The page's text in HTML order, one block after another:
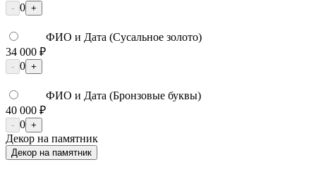
- 0 +
ФИО и Дата (Сусальное золото)
34 000 ₽
- 0 +
ФИО и Дата (Бронзовые буквы)
40 000 ₽
- 0 +
Декор на памятник
Декор на памятник